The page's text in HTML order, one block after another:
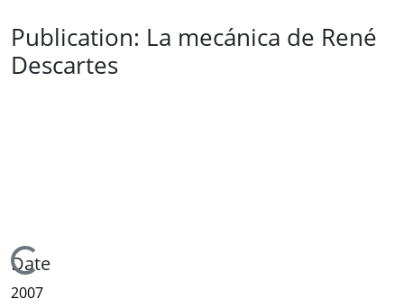
Publication: La mecánica de René
Descartes
Loading...
Date
2007